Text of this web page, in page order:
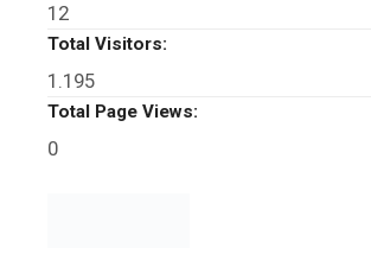
12
Total Visitors:
1.195
Total Page Views:
0